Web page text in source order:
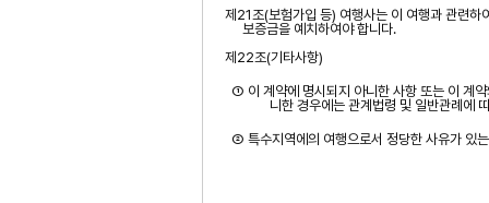
제 21조(보험가입 등) 여행사는 이 여행과 관련하
보증금을 예치하여야 합니다.
제 22조(기타사항)
① 이 계약에 명시되지 아니한 사항 또는 이 계
니한 경우에는 관계법령 및 일반관례에
② 특수지역에의 여행으로서 정당한 사유가 있